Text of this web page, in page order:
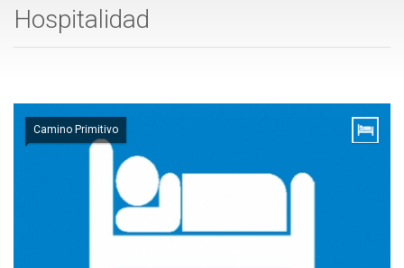
Hospitalidad
Camino Primitivo